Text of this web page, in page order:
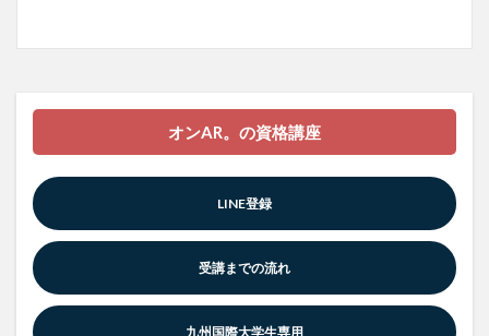
オンAR。の資格講座
LINE登録
受講までの流れ
九州国際大学生専用